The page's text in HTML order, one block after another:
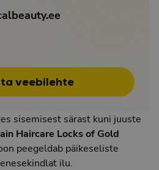
veebilehte
sisemisest särast kuni juuste
Haircare Locks of Gold
peegeldab päikeseliste
ilu.